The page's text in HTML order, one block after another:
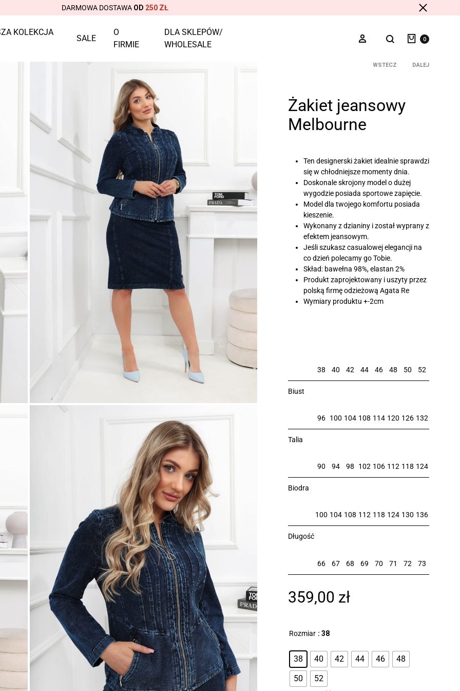
DARMOWA DOSTAWA OD 250 ZŁ
KOLEKCJA
SALE
O
FIRMIE
DLA SKLEPÓW/
WHOLESALE
ZalogujSzukaj Koszyk
0
Nawigacja
WSTECZ DALEJ
Żakiet jeansowy
Melbourne
Ten designerski żakiet idealnie sprawdzi
się w chłodniejsze momenty dnia.
Doskonale skrojony model o dużej
wygodzie posiada sportowe zapięcie.
Model dla twojego komfortu posiada
kieszenie.
Wykonany z dzianiny i został wyprany z
efektem jeansowym.
Jeśli szukasz casualowej elegancji na
co dzień polecamy go Tobie.
Skład: bawełna 98%, elastan 2%
Produkt zaprojektowany i uszyty przez
polską firmę odzieżową Agata Re
Wymiary produktu +-2cm
38 40 42 44 46 48 50 52
Biust
96 100 104 108 114 120 126 132
Talia
90 94 98 102 106 112 118 124
Biodra
100 104 108 112 118 124 130 136
Długość
66 67 68 69 70 71 72 73
359,00 zł
Rozmiar : 38
38 40 42 44 46
48
50
52